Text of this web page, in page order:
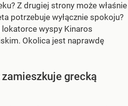
Z drugiej strony może właśnie
potrzebuje wyłącznie spokoju?
wyspy Kinaros
Okolica jest naprawdę
grecką